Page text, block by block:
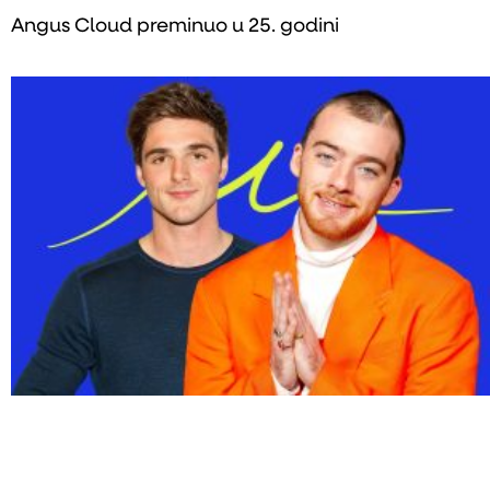
Angus Cloud preminuo u 25. godini